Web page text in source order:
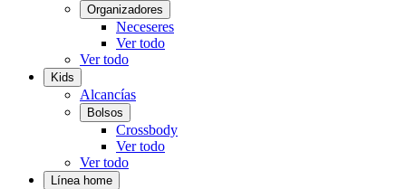
Organizadores
Neceseres
Ver todo
Ver todo
Kids
Alcancías
Bolsos
Crossbody
Ver todo
Ver todo
Línea home